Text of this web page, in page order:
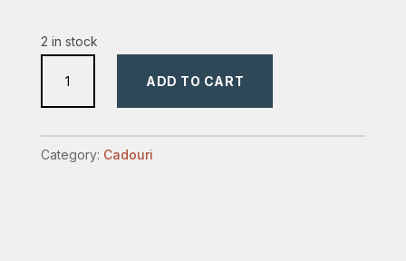
2 in stock
quantity
ADD TO CART
Category: Cadouri